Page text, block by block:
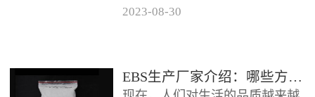
分为...
2023-08-30
EBS生产厂家‍介绍：哪些方法可以验证EBS的润滑效果